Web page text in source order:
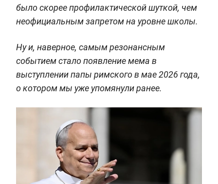
было скорее профилактической шуткой, чем
неофициальным запретом на уровне школы.
Ну и, наверное, самым резонансным
событием стало появление мема в
выступлении папы римского в мае 2026 года,
о котором мы уже упомянули ранее.